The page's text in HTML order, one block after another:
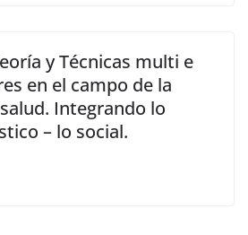
y Técnicas multi e
en el campo de la
Integrando lo
– lo social.